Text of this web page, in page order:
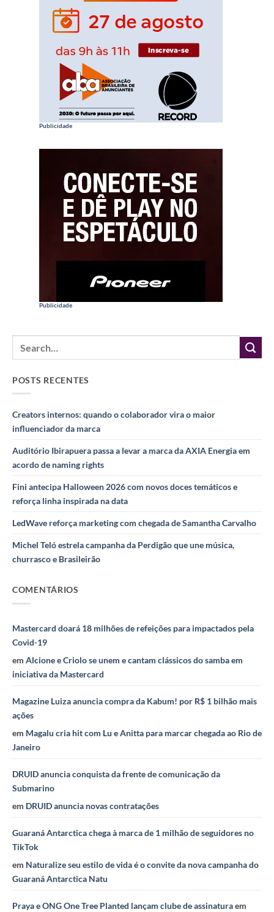
Publicidade
Publicidade
POSTS RECENTES
Creators internos: quando o colaborador vira o maior
influenciador da marca
Auditório Ibirapuera passa a levar a marca da AXIA Energia em
acordo de naming rights
Fini antecipa Halloween 2026 com novos doces temáticos e
reforça linha inspirada na data
LedWave reforça marketing com chegada de Samantha Carvalho
Michel Teló estrela campanha da Perdigão que une música,
churrasco e Brasileirão
COMENTÁRIOS
Mastercard doará 18 milhões de refeições para impactados pela
Covid-19
em Alcione e Criolo se unem e cantam clássicos do samba em
iniciativa da Mastercard
Magazine Luiza anuncia compra da Kabum! por R$ 1 bilhão mais
ações
em Magalu cria hit com Lu e Anitta para marcar chegada ao Rio de
Janeiro
DRUID anuncia conquista da frente de comunicação da
Submarino
em DRUID anuncia novas contratações
Guaraná Antarctica chega à marca de 1 milhão de seguidores no
TikTok
em Naturalize seu estilo de vida é o convite da nova campanha do
Guaraná Antarctica Natu
Praya e ONG One Tree Planted lançam clube de assinaturaem